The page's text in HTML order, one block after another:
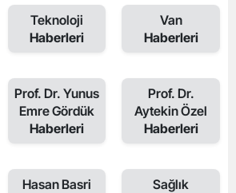
Teknoloji
Haberleri
Van
Haberleri
Prof. Dr. Yunus
Emre Gördük
Haberleri
Prof. Dr.
Aytekin Özel
Haberleri
Hasan Basri
Sağlık